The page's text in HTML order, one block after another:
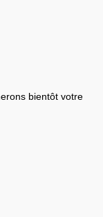
bientôt votre